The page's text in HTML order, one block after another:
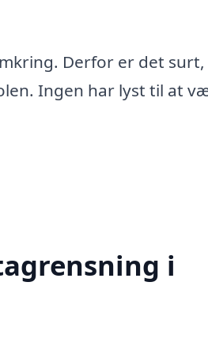
Derfor er det
Ingen har lyst til at
i